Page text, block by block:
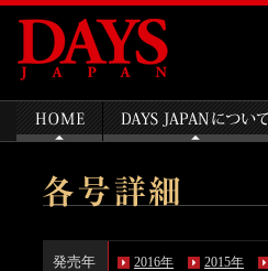
発売年 2016年 2015年